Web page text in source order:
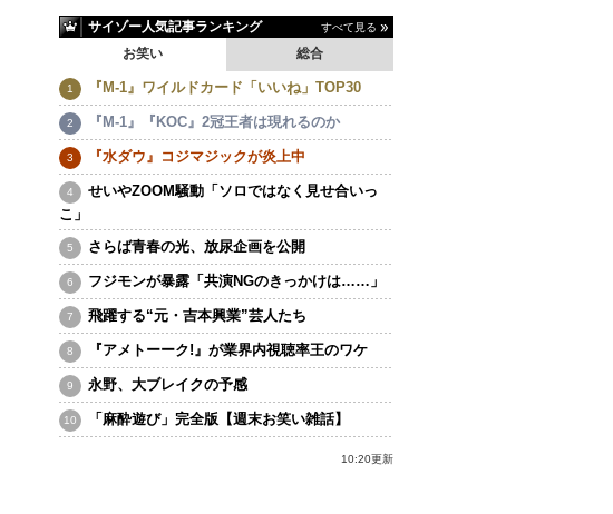
サイゾー人気記事ランキング すべて見る
お笑い 総合
『M-1』ワイルドカード「いいね」TOP30
『M-1』『KOC』2冠王者は現れるのか
『水ダウ』コジマジックが炎上中
せいやZOOM騒動「ソロではなく見せ合いっ
こ」
さらば青春の光、放尿企画を公開
フジモンが暴露「共演NGのきっかけは……」
飛躍する“元・吉本興業”芸人たち
『アメトーーク!』が業界内視聴率王のワケ
永野、大ブレイクの予感
「麻酔遊び」完全版【週末お笑い雑話】
10:20更新